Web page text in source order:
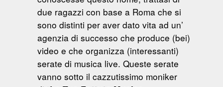
due ragazzi con base a Roma che si
sono distinti per aver dato vita ad un’
agenzia di successo che produce (bei)
video e che organizza (interessanti)
serate di musica live. Queste serate
vanno sotto il cazzutissimo moniker